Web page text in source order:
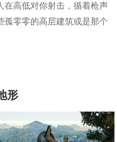
在高低对你射击，循着枪声
孤零零的高层建筑或是那个
形